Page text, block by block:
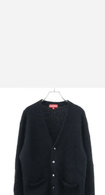
シュプリーム 20AW Brushed Mohair
Cardigan ブラッシュドモヘアカーディ
詳しく見る